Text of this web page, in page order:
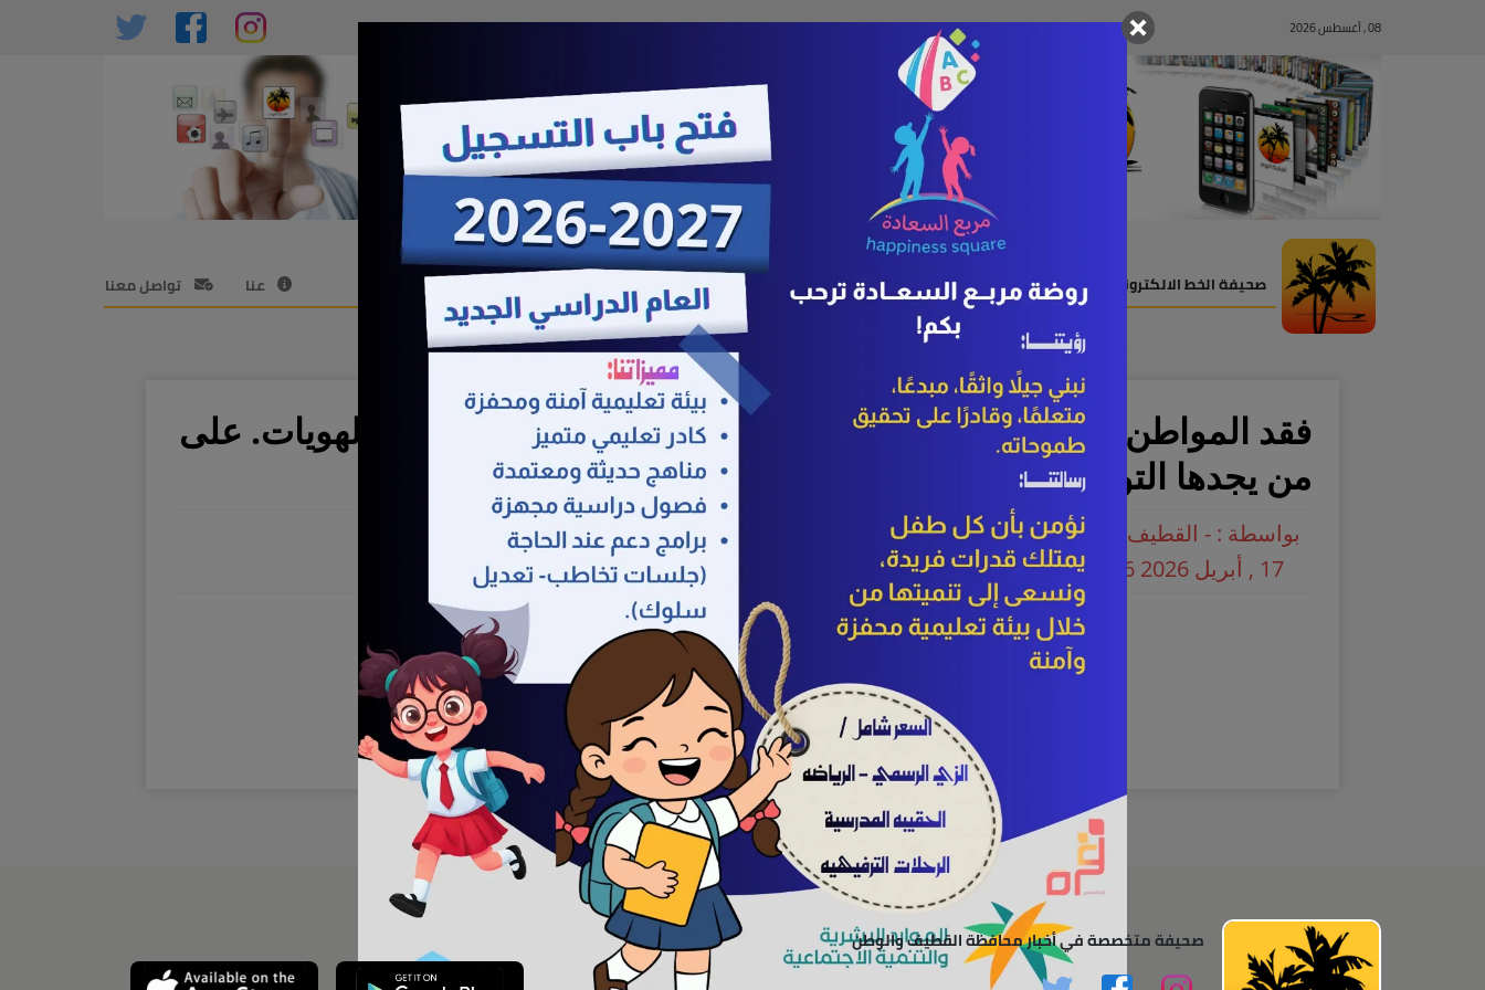
08 , أغسطس 2026
صحيفة الخط الالكترونية صحيفة متخصصة في أخبار محافظة القطيف والوطن عنا تواصل معنا
فقد المواطن حسن علي محمد آل مشعل محفظته، وبداخلها جميع الهويات. على
من يجدها التواصل على الرقم: 0551071967
بواسطة : - القطيف اليوم
17 , أبريل 2026 11:06 ص
صحيفة متخصصة في أخبار محافظة القطيف والوطن